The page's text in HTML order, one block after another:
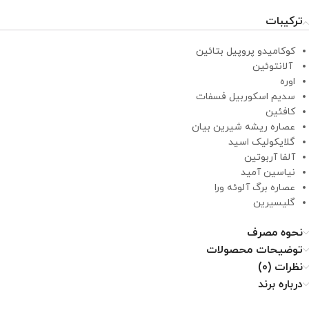
ترکیبات
کوکامیدو پروپیل بتائین
آلانتوئین
اوره
سدیم اسکوربیل فسفات
کافئین
عصاره ریشه شیرین بیان
گلایکولیک اسید
آلفا آربوتین
نیاسین آمید
عصاره برگ آلوئه ورا
گلیسیرین
نحوه مصرف
توضیحات محصولات
نظرات (0)
درباره برند